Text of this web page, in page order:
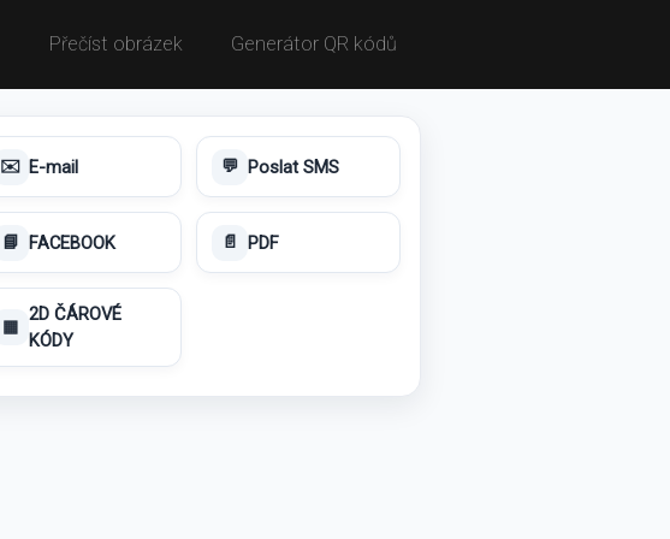
Přečíst obrázek Generátor QR kódů
✉️ E-mail 💬 Poslat SMS
📘 FACEBOOK 📄 PDF
▦
2D ČÁROVÉ
KÓDY